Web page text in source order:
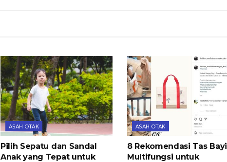
ASAH OTAK
Pilih Sepatu dan Sandal
Anak yang Tepat untuk
ASAH OTAK
8 Rekomendasi Tas Bayi
Multifungsi untuk